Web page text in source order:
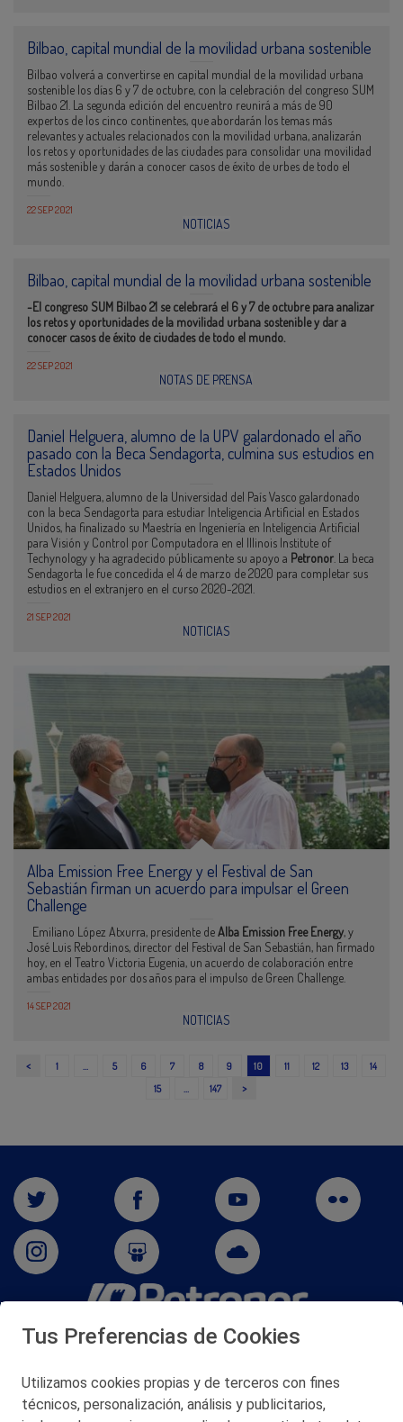
Bilbao, capital mundial de la movilidad urbana sostenible
Bilbao volverá a convertirse en capital mundial de la movilidad urbana
sostenible los días 6 y 7 de octubre, con la celebración del congreso SUM
Bilbao 21. La segunda edición del encuentro reunirá a más de 90
expertos de los cinco continentes, que abordarán los temas más
relevantes y actuales relacionados con la movilidad urbana, analizarán
los retos y oportunidades de las ciudades para consolidar una movilidad
más sostenible y darán a conocer casos de éxito de urbes de todo el
mundo.
22 SEP 2021
NOTICIAS
Bilbao, capital mundial de la movilidad urbana sostenible
-El congreso SUM Bilbao 21 se celebrará el 6 y 7 de octubre para analizar
los retos y oportunidades de la movilidad urbana sostenible y dar a
conocer casos de éxito de ciudades de todo el mundo.
22 SEP 2021
NOTAS DE PRENSA
Daniel Helguera, alumno de la UPV galardonado el año
pasado con la Beca Sendagorta, culmina sus estudios en
Estados Unidos
Daniel Helguera, alumno de la Universidad del País Vasco galardonado
con la beca Sendagorta para estudiar Inteligencia Artificial en Estados
Unidos, ha finalizado su Maestría en Ingeniería en Inteligencia Artificial
para Visión y Control por Computadora en el Illinois Institute of
Techynology y ha agradecido públicamente su apoyo a Petronor . La beca
Sendagorta le fue concedida el 4 de marzo de 2020 para completar sus
estudios en el extranjero en el curso 2020-2021.
21 SEP 2021
NOTICIAS
Alba Emission Free Energy y el Festival de San
Sebastián firman un acuerdo para impulsar el Green
Challenge
Emiliano López Atxurra, presidente deAlba Emission Free Energy, y
José Luis Rebordinos, director del Festival de San Sebastián, han firmado
hoy, en el Teatro Victoria Eugenia, un acuerdo de colaboración entre
ambas entidades por dos años para el impulso de Green Challenge.
14 SEP 2021
NOTICIAS
< 1 … 5 6 7 8 9 10 11 12 13
14
15
… 147 >
San Martín 5-Edificio Muñatones,
© 2026 Petronor S.A.
Tus Preferencias de Cookies
Utilizamos cookies propias y de terceros con fines
técnicos, personalización, análisis y publicitarios,